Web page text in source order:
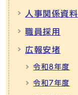
人事関係資料
職員採用
広報安堵
令和8年度
令和7年度